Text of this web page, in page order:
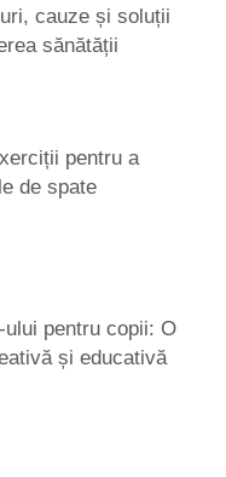
cauze și soluții
sănătății
pentru a
de spate
pentru copii: O
și educativă